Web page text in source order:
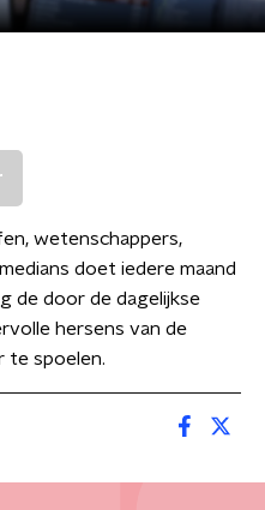
wetenschappers,
doet iedere maand
de door de dagelijkse
hersens van de
te spoelen.